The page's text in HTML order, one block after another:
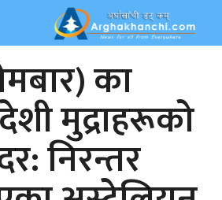
का
मुद्राहरूको
निरन्तर